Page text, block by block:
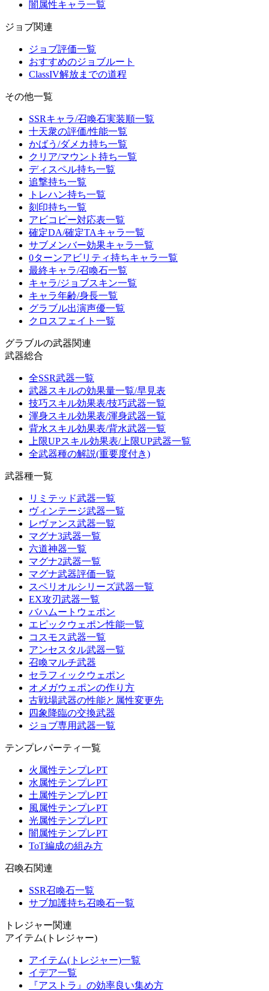
闇属性キャラ一覧
ジョブ関連
ジョブ評価一覧
おすすめのジョブルート
ClassIV解放までの道程
その他一覧
SSRキャラ/召喚石実装順一覧
十天衆の評価/性能一覧
かばう/ダメカ持ち一覧
クリア/マウント持ち一覧
ディスペル持ち一覧
追撃持ち一覧
トレハン持ち一覧
刻印持ち一覧
アビコピー対応表一覧
確定DA/確定TAキャラ一覧
サブメンバー効果キャラ一覧
0ターンアビリティ持ちキャラ一覧
最終キャラ/召喚石一覧
キャラ/ジョブスキン一覧
キャラ年齢/身長一覧
グラブル出演声優一覧
クロスフェイト一覧
グラブルの武器関連
武器総合
全SSR武器一覧
武器スキルの効果量一覧/早見表
技巧スキル効果表/技巧武器一覧
渾身スキル効果表/渾身武器一覧
背水スキル効果表/背水武器一覧
上限UPスキル効果表/上限UP武器一覧
全武器種の解説(重要度付き)
武器種一覧
リミテッド武器一覧
ヴィンテージ武器一覧
レヴァンス武器一覧
マグナ3武器一覧
六道神器一覧
マグナ2武器一覧
マグナ武器評価一覧
スペリオルシリーズ武器一覧
EX攻刃武器一覧
バハムートウェポン
エピックウェポン性能一覧
コスモス武器一覧
アンセスタル武器一覧
召喚マルチ武器
セラフィックウェポン
オメガウェポンの作り方
古戦場武器の性能と属性変更先
四象降臨の交換武器
ジョブ専用武器一覧
テンプレパーティ一覧
火属性テンプレPT
水属性テンプレPT
土属性テンプレPT
風属性テンプレPT
光属性テンプレPT
闇属性テンプレPT
ToT編成の組み方
召喚石関連
SSR召喚石一覧
サブ加護持ち召喚石一覧
トレジャー関連
アイテム(トレジャー)
アイテム(トレジャー)一覧
イデア一覧
『アストラ』の効率良い集め方